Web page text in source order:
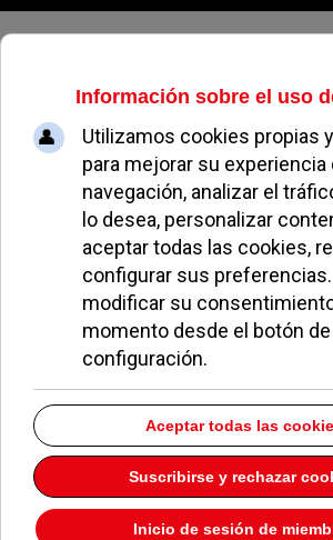
Viernes, 07 de agosto de 2026
Alberto López
Peluquería De
Caballeros
Dirección: AVDA. De Europa 31 2
Pozuelo de Alarcón
Madrid
28224
Teléfono:
917151807
Descargar la información como:vCard